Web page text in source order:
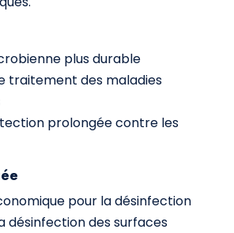
plus durable
traitement des maladies
prolongée contre les
pour la désinfection
désinfection des surfaces